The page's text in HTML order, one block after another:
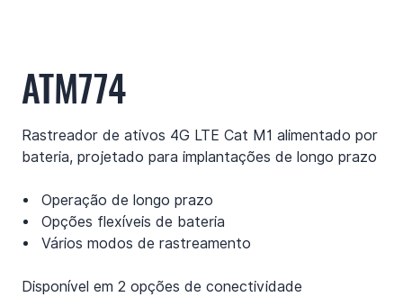
ATM774
Rastreador de ativos 4G LTE Cat M1 alimentado por
bateria, projetado para implantações de longo prazo
Operação de longo prazo
Opções flexíveis de bateria
Vários modos de rastreamento
Disponível em 2 opções de conectividade